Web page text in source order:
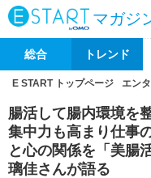
マガジ
総合 トレンド
E START トップページ エン
腸活して腸内環境を
集中力も高まり仕事
と心の関係を「美腸
璃佳さんが語る